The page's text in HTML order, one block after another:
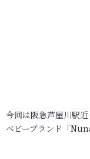
今回は阪急芦屋川駅
ベビーブランド「